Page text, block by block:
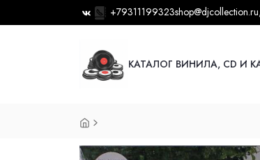
+79311199323shop@djcollection.ru
КАТАЛОГ ВИНИЛА, CD И